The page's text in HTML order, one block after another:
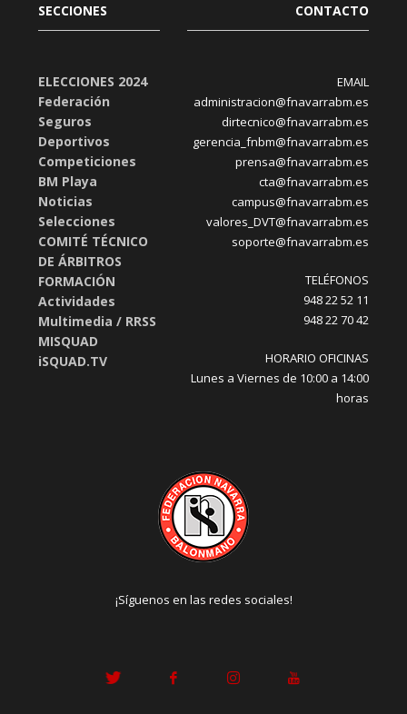
SECCIONES
ELECCIONES 2024
Federación
Seguros
Deportivos
Competiciones
BM Playa
Noticias
Selecciones
COMITÉ TÉCNICO
DE ÁRBITROS
FORMACIÓN
Actividades
Multimedia / RRSS
MISQUAD
iSQUAD.TV
CONTACTO
EMAIL
administracion@fnavarrabm.es
dirtecnico@fnavarrabm.es
gerencia_fnbm@fnavarrabm.es
prensa@fnavarrabm.es
cta@fnavarrabm.es
campus@fnavarrabm.es
valores_DVT@fnavarrabm.es
soporte@fnavarrabm.es
TELÉFONOS
948 22 52 11
948 22 70 42
HORARIO OFICINAS
Lunes a Viernes de 10:00 a 14:00
horas
¡Síguenos en las redes sociales!